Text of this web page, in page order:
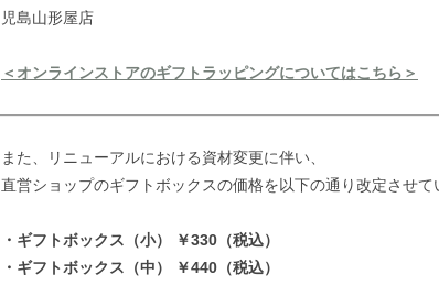
児島山形屋店
＜オンラインストアのギフトラッピングについてはこちら＞
また、リニューアルにおける資材変更に伴い、
直営ショップのギフトボックスの価格を以下の通り改定させて
・ギフトボックス（小） ￥330（税込）
・ギフトボックス（中） ￥440（税込）